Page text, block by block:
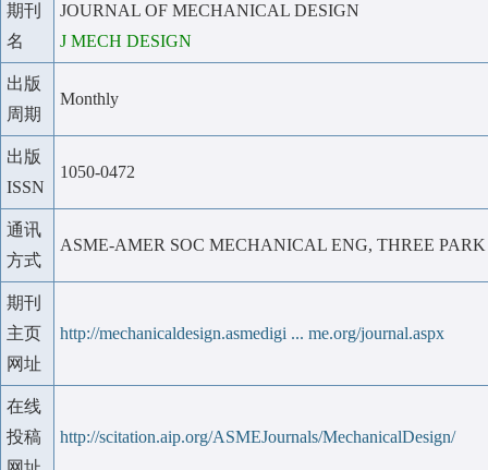
期刊
名
JOURNAL OF MECHANICAL DESIGN
J MECH DESIGN
出版
周期
Monthly
出版
ISSN
1050-0472
通讯
方式
ASME-AMER SOC MECHANICAL ENG, THREE
期刊
主页
网址
http://mechanicaldesign.asmedigi ... me.org/journal.aspx
在线
投稿
http://scitation.aip.org/ASMEJournals/MechanicalDesign/